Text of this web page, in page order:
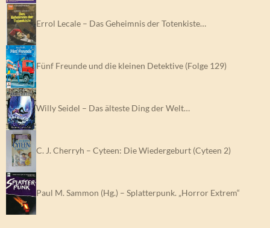
Errol Lecale – Das Geheimnis der Totenkiste…
Fünf Freunde und die kleinen Detektive (Folge 129)
Willy Seidel – Das älteste Ding der Welt…
C. J. Cherryh – Cyteen: Die Wiedergeburt (Cyteen 2)
Paul M. Sammon (Hg.) – Splatterpunk. „Horror Extrem“